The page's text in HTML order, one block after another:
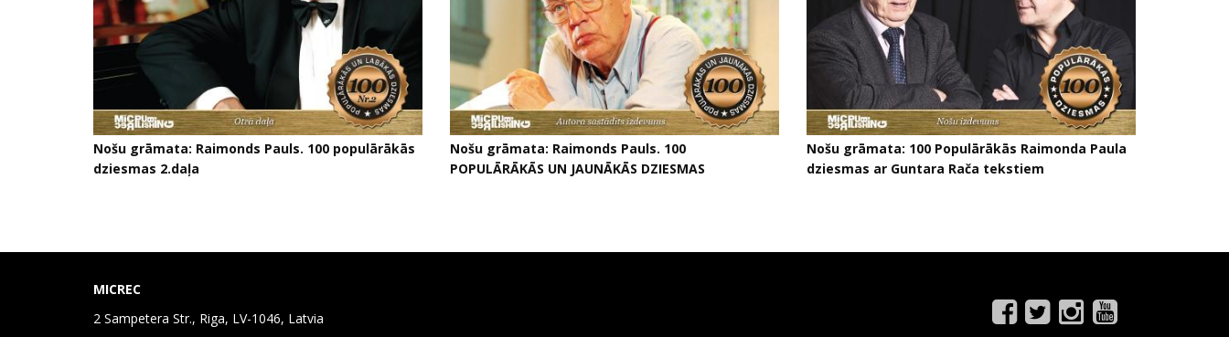
Nošu grāmata: Raimonds Pauls. 100 populārākās
dziesmas 2.daļa
Nošu grāmata: Raimonds Pauls. 100
POPULĀRĀKĀS UN JAUNĀKĀS DZIESMAS
Nošu grāmata: 100 Populārākās Raimonda Paula
dziesmas ar Guntara Rača tekstiem
MICREC
2 Sampetera Str., Riga, LV-1046, Latvia